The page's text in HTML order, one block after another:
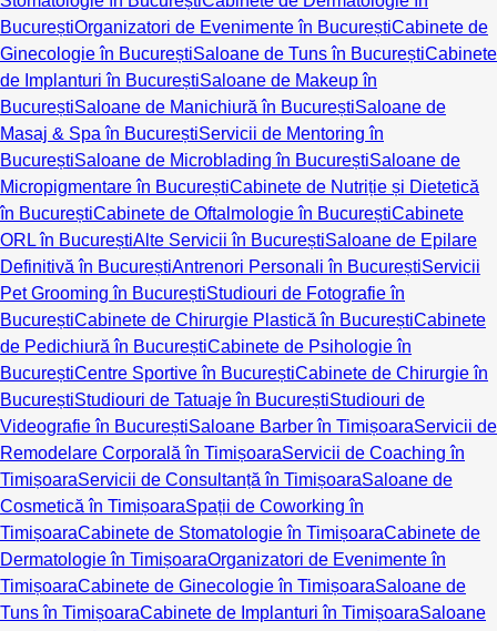
BucureștiOrganizatori de Evenimente în BucureștiCabinete de
Ginecologie în BucureștiSaloane de Tuns în BucureștiCabinete
de Implanturi în BucureștiSaloane de Makeup în
BucureștiSaloane de Manichiură în BucureștiSaloane de
Masaj & Spa în BucureștiServicii de Mentoring în
BucureștiSaloane de Microblading în BucureștiSaloane de
Micropigmentare în BucureștiCabinete de Nutriție și Dietetică
în BucureștiCabinete de Oftalmologie în BucureștiCabinete
ORL în BucureștiAlte Servicii în BucureștiSaloane de Epilare
Definitivă în BucureștiAntrenori Personali în BucureștiServicii
Pet Grooming în BucureștiStudiouri de Fotografie în
BucureștiCabinete de Chirurgie Plastică în BucureștiCabinete
de Pedichiură în BucureștiCabinete de Psihologie în
BucureștiCentre Sportive în BucureștiCabinete de Chirurgie în
BucureștiStudiouri de Tatuaje în BucureștiStudiouri de
Videografie în BucureștiSaloane Barber în TimișoaraServicii de
Remodelare Corporală în TimișoaraServicii de Coaching în
TimișoaraServicii de Consultanță în TimișoaraSaloane de
Cosmetică în TimișoaraSpații de Coworking în
TimișoaraCabinete de Stomatologie în TimișoaraCabinete de
Dermatologie în TimișoaraOrganizatori de Evenimente în
TimișoaraCabinete de Ginecologie în TimișoaraSaloane de
Tuns în TimișoaraCabinete de Implanturi în TimișoaraSaloane